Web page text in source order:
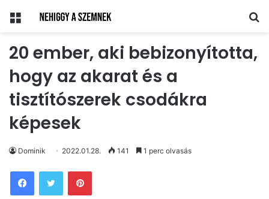
Menü
20 ember, aki bebizonyította,
hogy az akarat és a
tisztítószerek csodákra
képesek
Dominik 2022.01.28. 141 1 perc olvasás
Pinterest